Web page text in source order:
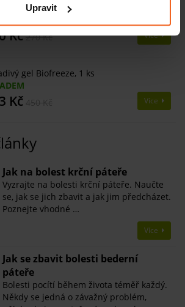
Upravit
sportovní balzám, 200 ml
Kč 270 Kč Více
gel Biofreeze, 1 ks
Kč Více
Jak na bolest krční páteře
Vyzrajte na bolesti krční páteře. Naučte
se, jak se jich zbavit a jak jim předcházet.
Poznejte vhodné …
Více
Jak se zbavit bolesti bederní
páteře
Bolesti pocítí během života téměř každý.
Někdy se jedná o závažný problém,